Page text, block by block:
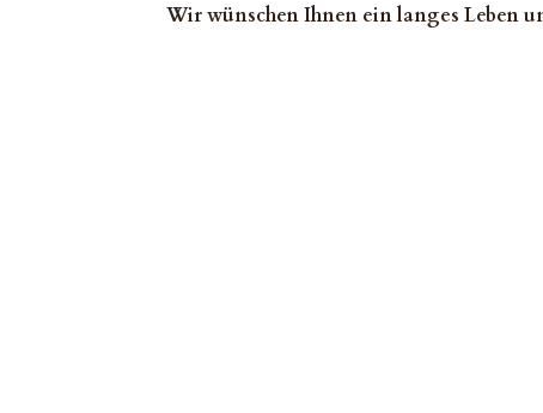
Wir wünschen Ihnen ein langes Leben